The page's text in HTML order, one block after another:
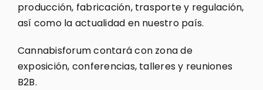
producción, fabricación, trasporte y regulación,
así como la actualidad en nuestro país.
Cannabisforum contará con zona de
exposición, conferencias, talleres y reuniones
B2B.